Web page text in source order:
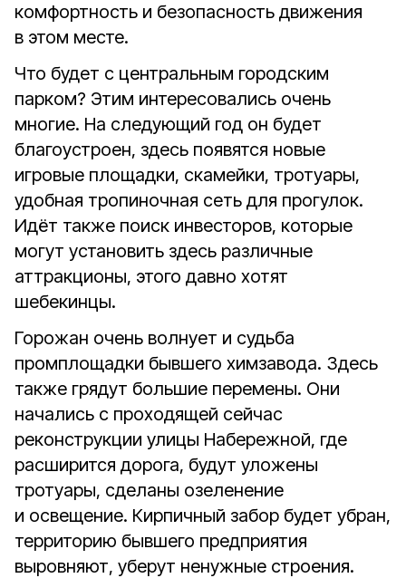
комфортность и безопасность движения
в этом месте.
Что будет с центральным городским
парком? Этим интересовались очень
многие. На следующий год он будет
благоустроен, здесь появятся новые
игровые площадки, скамейки, тротуары,
удобная тропиночная сеть для прогулок.
Идёт также поиск инвесторов, которые
могут установить здесь различные
аттракционы, этого давно хотят
шебекинцы.
Горожан очень волнует и судьба
промплощадки бывшего химзавода. Здесь
также грядут большие перемены. Они
начались с проходящей сейчас
реконструкции улицы Набережной, где
расширится дорога, будут уложены
тротуары, сделаны озеленение
и освещение. Кирпичный забор будет убран,
территорию бывшего предприятия
выровняют, уберут ненужные строения.